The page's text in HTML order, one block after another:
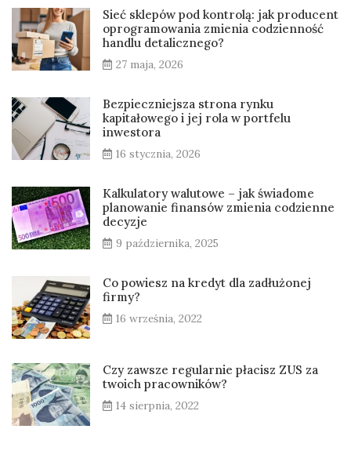
Sieć sklepów pod kontrolą: jak producent
oprogramowania zmienia codzienność
handlu detalicznego?
27 maja, 2026
Bezpieczniejsza strona rynku
kapitałowego i jej rola w portfelu
inwestora
16 stycznia, 2026
Kalkulatory walutowe – jak świadome
planowanie finansów zmienia codzienne
decyzje
9 października, 2025
Co powiesz na kredyt dla zadłużonej
firmy?
16 września, 2022
Czy zawsze regularnie płacisz ZUS za
twoich pracowników?
14 sierpnia, 2022